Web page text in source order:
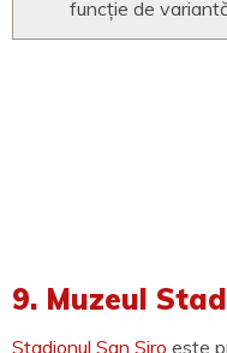
funcție de
9. Muzeul
Stadionul San Siro este